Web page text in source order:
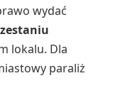
wydać
lokalu. Dla
paraliż